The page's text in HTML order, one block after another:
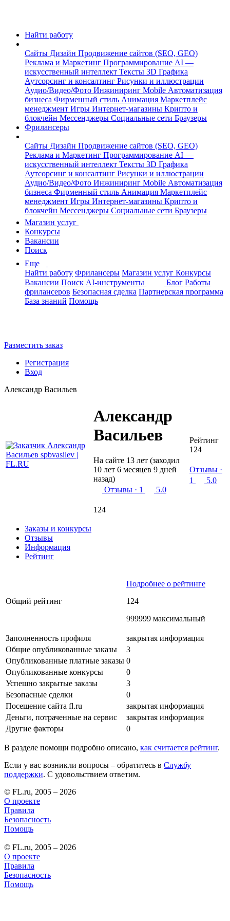
Найти работу
Сайты Дизайн Продвижение сайтов (SEO, GEO)
Реклама и Маркетинг Программирование AI —
искусственный интеллект Тексты 3D Графика
Аутсорсинг и консалтинг Рисунки и иллюстрации
Аудио/Видео/Фото Инжиниринг Mobile Автоматизация
бизнеса Фирменный стиль Анимация Маркетплейс
менеджмент Игры Интернет-магазины Крипто и
блокчейн Мессенджеры Социальные сети Браузеры
Фрилансеры
Сайты Дизайн Продвижение сайтов (SEO, GEO)
Реклама и Маркетинг Программирование AI —
искусственный интеллект Тексты 3D Графика
Аутсорсинг и консалтинг Рисунки и иллюстрации
Аудио/Видео/Фото Инжиниринг Mobile Автоматизация
бизнеса Фирменный стиль Анимация Маркетплейс
менеджмент Игры Интернет-магазины Крипто и
блокчейн Мессенджеры Социальные сети Браузеры
Магазин услуг
Конкурсы
Вакансии
Поиск
Еще
Найти работу Фрилансеры Магазин услуг Конкурсы
Вакансии Поиск AI-инструменты Блог Работы
фрилансеров Безопасная сделка Партнерская программа
База знаний Помощь
Разместить заказ
Регистрация
Вход
Александр Васильев
Александр
Васильев
На сайте 13 лет (заходил
10 лет 6 месяцев 9 дней
назад)
Отзывы · 1 5.0
124
Рейтинг
124
Отзывы ·
1
5.0
Заказы и конкурсы
Отзывы
Информация
Рейтинг
Общий рейтинг
Подробнее о рейтинге
124
999999 максимальный
Заполненность профиля
закрытая информация
Общие опубликованные заказы
3
Опубликованные платные заказы 0
Опубликованные конкурсы
0
Успешно закрытые заказы
3
Безопасные сделки
0
Посещение сайта fl.ru
закрытая информация
Деньги, потраченные на сервис
закрытая информация
Другие факторы
0
В разделе помощи подробно описано, как считается рейтинг.
Если у вас возникли вопросы – обратитесь в Службу
поддержки. С удовольствием ответим.
© FL.ru, 2005 – 2026
О проекте
Правила
Безопасность
Помощь
© FL.ru, 2005 – 2026
О проекте
Правила
Безопасность
Помощь